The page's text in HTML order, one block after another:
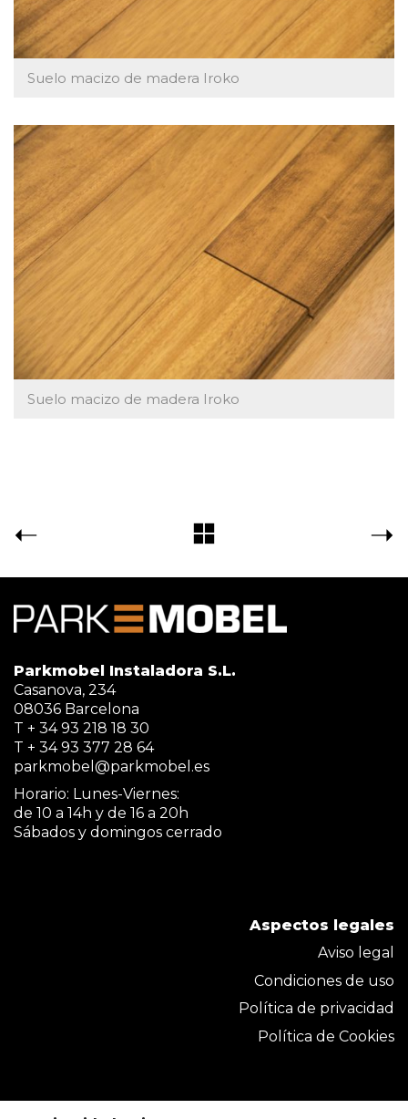
Suelo macizo de madera Iroko
Suelo macizo de madera Iroko
Parkmobel Instaladora S.L.
Casanova, 234
08036 Barcelona
T + 34 93 218 18 30
T + 34 93 377 28 64
parkmobel@parkmobel.es
Horario: Lunes-Viernes:
de 10 a 14h y de 16 a 20h
Sábados y domingos cerrado
Aspectos legales
Aviso legal
Condiciones de uso
Política de privacidad
Política de Cookies